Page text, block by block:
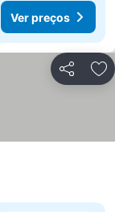
Ver preços
Partilhar